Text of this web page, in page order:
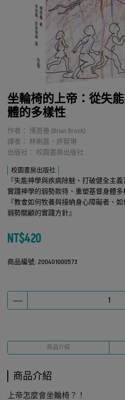
坐輪椅的上帝：從失
體的多樣性
作者： 博恩壘 (Brian Brock)
譯者： 林俐嘉、許智琳
出版社： 校園書房出版社
校園書房出版社
『失能神學與疾病除魅、打破健全主
實踐神學的弱勢款待、重塑基督身體
『教會如何牧養與接納身心障礙者、
弱勢關顧的實踐方針』
NT$420
商品編號: 200401000573
商品介紹
商品介紹
上帝怎麼會坐輪椅？！